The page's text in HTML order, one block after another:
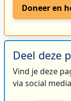
Doneer en
Deel deze
Vind je deze
via social